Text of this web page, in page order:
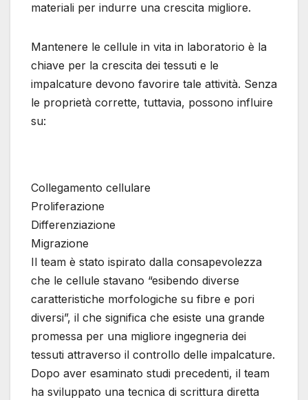
materiali per indurre una crescita migliore.
Mantenere le cellule in vita in laboratorio è la
chiave per la crescita dei tessuti e le
impalcature devono favorire tale attività. Senza
le proprietà corrette, tuttavia, possono influire
su:
Collegamento cellulare
Proliferazione
Differenziazione
Migrazione
Il team è stato ispirato dalla consapevolezza
che le cellule stavano “esibendo diverse
caratteristiche morfologiche su fibre e pori
diversi”, il che significa che esiste una grande
promessa per una migliore ingegneria dei
tessuti attraverso il controllo delle impalcature.
Dopo aver esaminato studi precedenti, il team
ha sviluppato una tecnica di scrittura diretta